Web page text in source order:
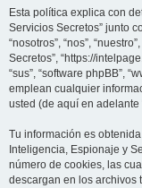
Esta política explica con
Servicios Secretos” junto
“nosotros”, “nos”,
Secretos”, “https://
“sus”, “software phpBB”,
emplean cualquier
usted (de aquí en adelante
Tu información es
Inteligencia, Espionaje y
número de cookies, las
descargan en los archivos